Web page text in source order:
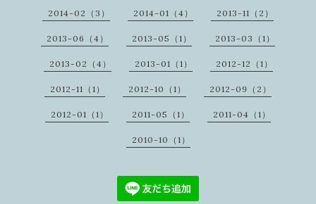
2014-02（3） 2014-01（4） 2013-11（2）
2013-06（4） 2013-05（1） 2013-03（1）
2013-02（4） 2013-01（1） 2012-12（1）
2012-11（1） 2012-10（1） 2012-09（2）
2012-01（1） 2011-05（1） 2011-04（1）
2010-10（1）